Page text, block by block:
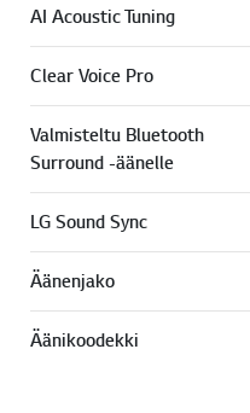
AI Acoustic Tuning
Clear Voice Pro
Valmisteltu Bluetooth
Surround -äänelle
LG Sound Sync
Äänenjako
Äänikoodekki